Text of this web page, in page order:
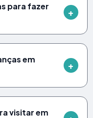
para fazer
em
visitar em